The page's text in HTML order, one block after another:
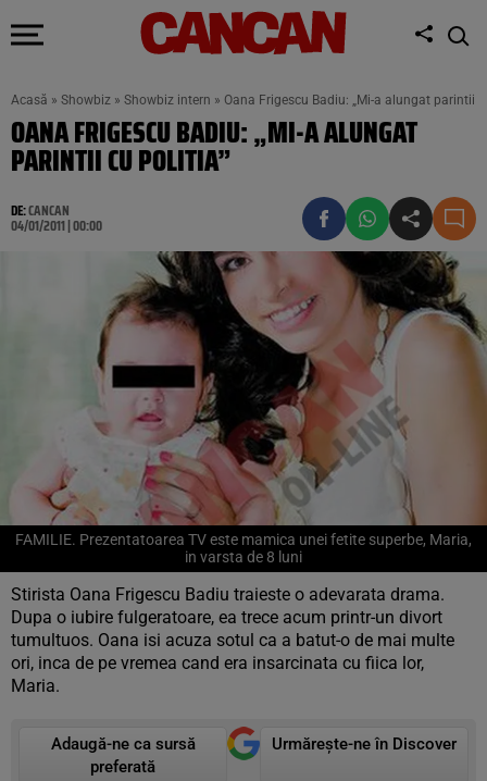
Acasă » Showbiz » Showbiz intern » Oana Frigescu Badiu: „Mi-a alungat parintii
OANA FRIGESCU BADIU: „MI-A ALUNGAT
PARINTII CU POLITIA”
DE:CANCAN
04/01/2011 | 00:00
FAMILIE. Prezentatoarea TV este mamica unei fetite superbe, Maria,
in varsta de 8 luni
Stirista Oana Frigescu Badiu traieste o adevarata drama.
Dupa o iubire fulgeratoare, ea trece acum printr-un divort
tumultuos. Oana isi acuza sotul ca a batut-o de mai multe
ori, inca de pe vremea cand era insarcinata cu fiica lor,
Maria.
Adaugă-ne ca sursă
preferată
Urmărește-ne în Discover